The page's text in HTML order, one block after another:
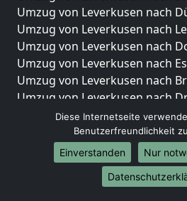
Umzug von Leverkusen nach
Umzug von Leverkusen nach
Umzug von Leverkusen nach
Umzug von Leverkusen nach
Umzug von Leverkusen nach
Umzug von Leverkusen nach
Umzug von Leverkusen nach
Umzug von Leverkusen nach
Umzug von Leverkusen nach
Umzug von Leverkusen nach
Umzug von Leverkusen nach
Diese Internetseite
Benutzerfreundlichkeit
Einverstanden
Nur